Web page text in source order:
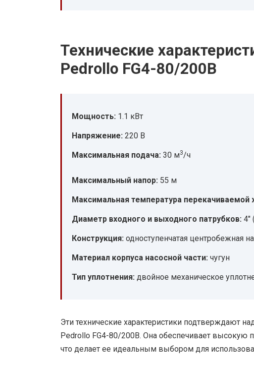
Технические
Pedrollo FG4-80/200B
Мощность: 1.1 кВт
Напряжение: 220 В
Максимальная подача: 30 м3/ч
Максимальный напор: 55 м
Максимальная температура перекачиваемой
Диаметр входного и выходного патрубков:
Конструкция: одноступенчатая центробежная
Материал корпуса насосной части: чугун
Тип уплотнения: двойное механическое
Эти технические характеристики подтверждают
Pedrollo FG4-80/200B. Она обеспечивает высокую
что делает ее идеальным выбором для